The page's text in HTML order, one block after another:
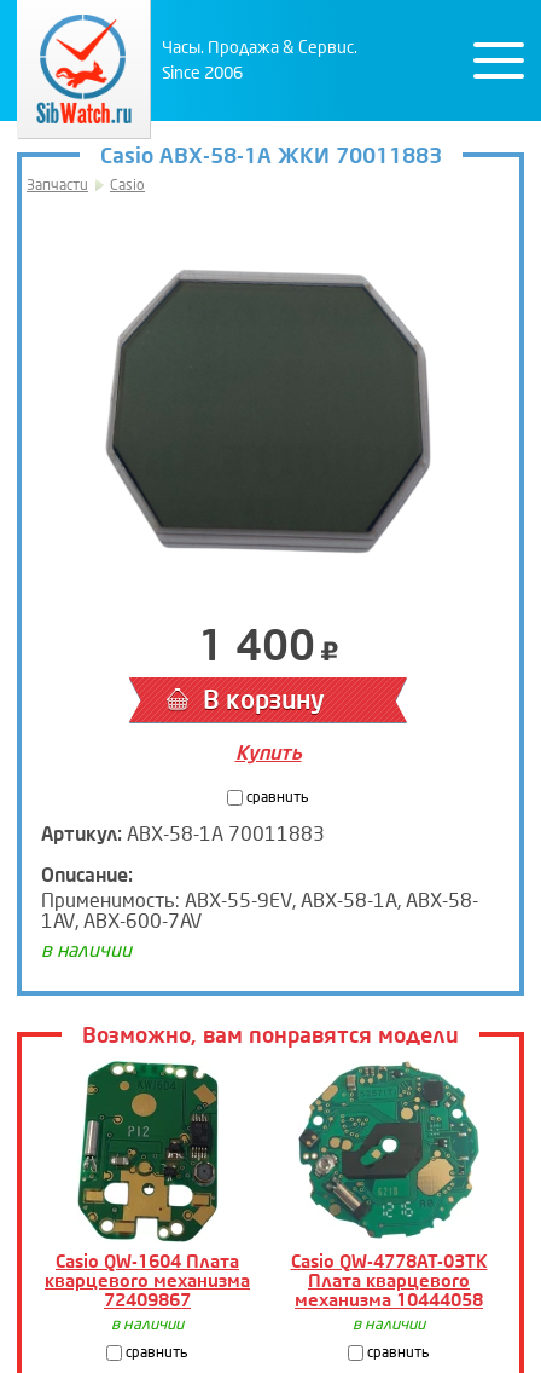
Часы. Продажа & Сервис.
Since 2006
Casio ABX-58-1A ЖКИ 70011883
Запчасти Casio
1 400
В корзину
Купить
сравнить
Артикул: ABX-58-1A 70011883
Описание:
Применимость: ABX-55-9EV, ABX-58-1A, ABX-58-
1AV, ABX-600-7AV
в наличии
Возможно, вам понравятся модели
Casio QW-1604 Плата
кварцевого механизма
72409867
Casio QW-4778AT-03TK
Плата кварцевого
механизма 10444058
в наличии
сравнить
в наличии
сравнить